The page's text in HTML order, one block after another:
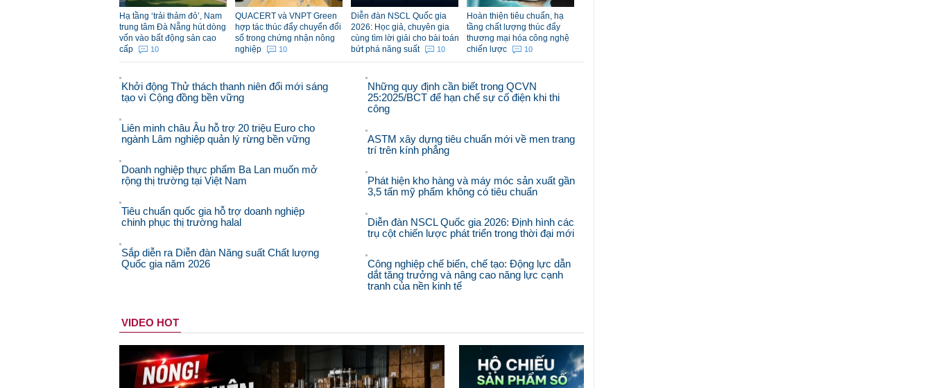
Hạ tầng ‘trải thảm đỏ’, Nam
trung tâm Đà Nẵng hút dòng
vốn vào bất động sản cao
cấp
10
QUACERT và VNPT Green
hợp tác thúc đẩy chuyển đổi
số trong chứng nhận nông
nghiệp
10
Diễn đàn NSCL Quốc gia
2026: Học giả, chuyên gia
cùng tìm lời giải cho bài toán
bứt phá năng suất
10
Hoàn thiện tiêu chuẩn, hạ
tầng chất lượng thúc đẩy
thương mại hóa công nghệ
chiến lược
10
Khởi động Thử thách thanh niên đổi mới sáng
tạo vì Cộng đồng bền vững
Liên minh châu Âu hỗ trợ 20 triệu Euro cho
ngành Lâm nghiệp quản lý rừng bền vững
Doanh nghiệp thực phẩm Ba Lan muốn mở
rộng thị trường tại Việt Nam
Tiêu chuẩn quốc gia hỗ trợ doanh nghiệp
chinh phục thị trường halal
Sắp diễn ra Diễn đàn Năng suất Chất lượng
Quốc gia năm 2026
Những quy định cần biết trong QCVN
25:2025/BCT để hạn chế sự cố điện khi thi
công
ASTM xây dựng tiêu chuẩn mới về men trang
trí trên kính phẳng
Phát hiện kho hàng và máy móc sản xuất gần
3,5 tấn mỹ phẩm không có tiêu chuẩn
Diễn đàn NSCL Quốc gia 2026: Định hình các
trụ cột chiến lược phát triển trong thời đại mới
Công nghiệp chế biến, chế tạo: Động lực dẫn
dắt tăng trưởng và nâng cao năng lực cạnh
tranh của nền kinh tế
VIDEO HOT